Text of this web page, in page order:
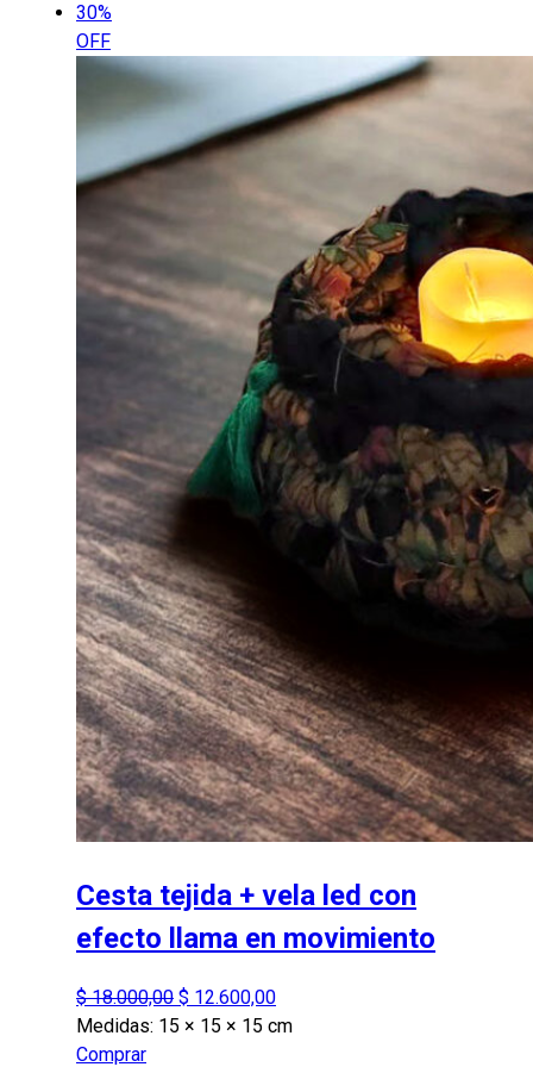
30%
OFF
Cesta tejida + vela led con
efecto llama en movimiento
$18.000,00 El
precio
$ 12.600,00El
precio
Medidas: 15 × 15 × 15 cm
Comprar